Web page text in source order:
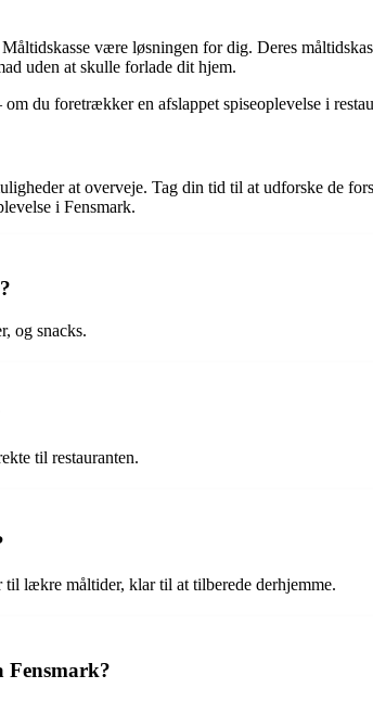
være løsningen for dig. Deres
uden at skulle forlade dit hjem.
du foretrækker en afslappet spiseoplevelse i
at overveje. Tag din tid til at udforske de
i Fensmark.
og snacks.
til restauranten.
lækre måltider, klar til at tilberede derhjemme.
Fensmark?